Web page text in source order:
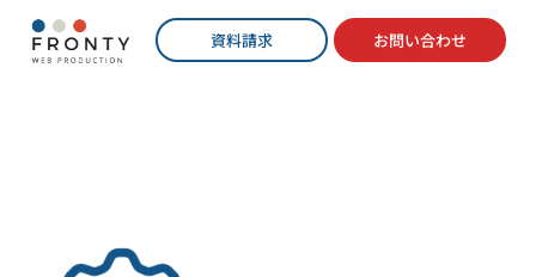
資料請求 お問い合わせ